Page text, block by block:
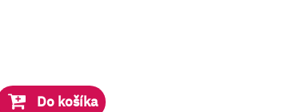
Do košíka